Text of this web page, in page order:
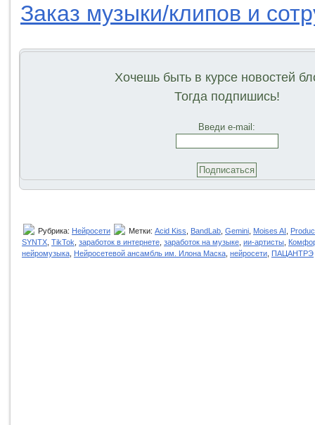
Заказ музыки/клипов и
Хочешь быть в курсе новостей
Тогда подпишись!
Введи e-mail:
Рубрика: Нейросети Метки: Acid Kiss BandLab Gemini Moises AI
SYNTX TikTok заработок в интернете заработок на музыке ии-артисты
нейромузыка
Нейросетевой ансамбль им. Илона Маска нейросети ПАЦАНТРЭ